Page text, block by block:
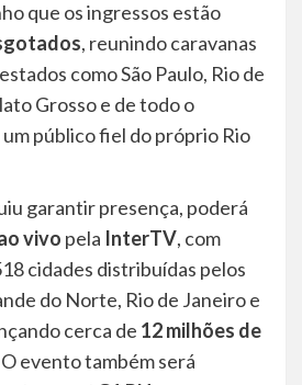
que os ingressos estão
, reunindo caravanas
como São Paulo, Rio de
Grosso e de todo o
público fiel do próprio Rio
garantir presença, poderá
vivo pela InterTV, com
cidades distribuídas pelos
do Norte, Rio de Janeiro e
cerca de 12 milhões de
O evento também será